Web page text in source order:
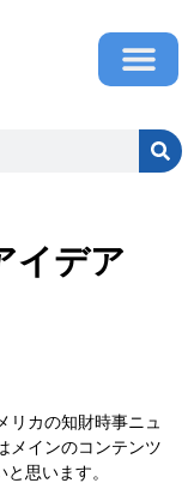
イデア
リカの知財時事ニュ
メインのコンテンツ
思います。